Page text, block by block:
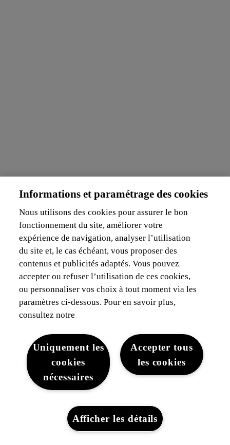
Informations et paramétrage des cookies
Nous utilisons des cookies pour assurer le bon
fonctionnement du site, améliorer votre
expérience de navigation, analyser l’utilisation
du site et, le cas échéant, vous proposer des
contenus et publicités adaptés. Vous pouvez
accepter ou refuser l’utilisation de ces cookies,
ou personnaliser vos choix à tout moment via les
paramètres ci-dessous. Pour en savoir plus,
consultez notre
Accepter tous
les cookies
Uniquement les
cookies
nécessaires
Afficher les détails